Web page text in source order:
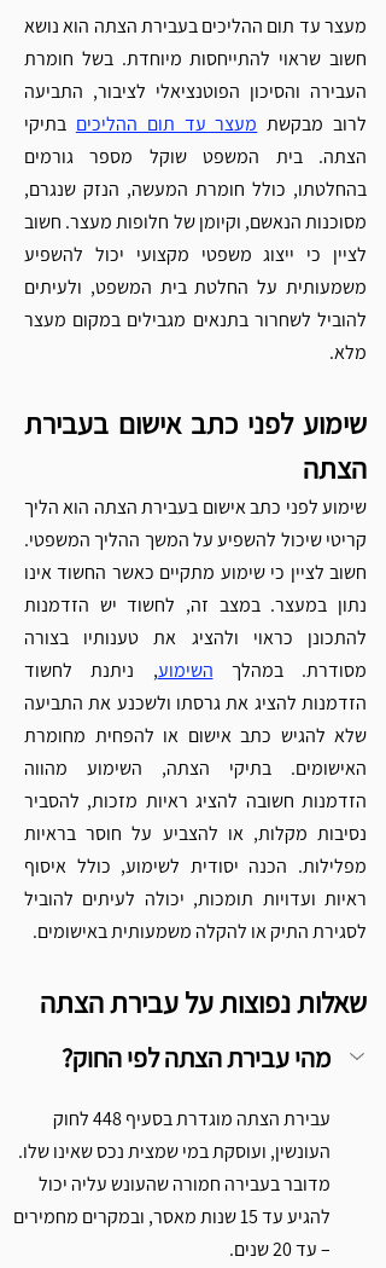
לרוב מבקשת מעצר עד תום ההליכים
מלא.
הצתה
מסודרת. במהלך השימוע
לסגירת התיק או להקלה משמעותית באישומים.
שאלות נפוצות על עבירת הצתה
מהי עבירת הצתה לפי החוק?
עבירת הצתה מוגדרת בסעיף 448 לחוק
העונשין, ועוסקת במי שמצית נכס שאינו שלו.
מדובר בעבירה חמורה שהעונש עליה יכול
להגיע עד 15 שנות מאסר, ובמקרים מחמירים
– עד 20 שנים.